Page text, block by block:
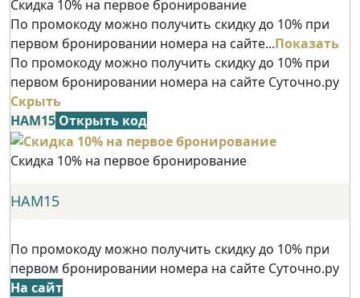
Скидка 10% на первое бронирование
По промокоду можно получить скидку до 10% при
первом бронировании номера на сайте...Показать
По промокоду можно получить скидку до 10% при
первом бронировании номера на сайте Суточно.ру
Скрыть
НАМ15 Открыть код
Скидка 10% на первое бронирование
НАМ15
По промокоду можно получить скидку до 10% при
первом бронировании номера на сайте Суточно.ру
На сайт